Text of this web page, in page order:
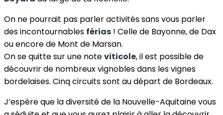
On ne pourrait pas parler activités sans vous parler
des incontournables férias ! Celle de Bayonne, de Dax
ou encore de Mont de Marsan.
On se quitte sur une noteviticole, il est possible de
découvrir de nombreux vignobles dans les vignes
bordelaises. Cinq circuits sont au départ de Bordeaux.
J’espère que la diversité de la Nouvelle-Aquitaine vous